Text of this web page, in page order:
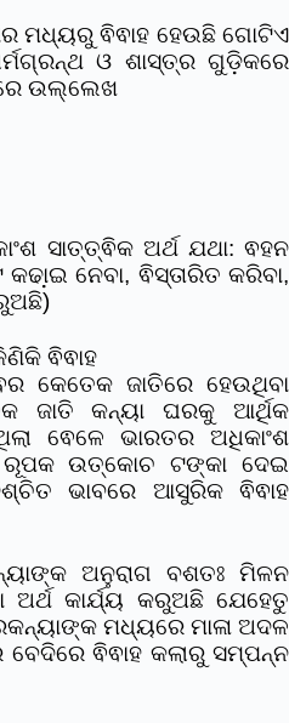
ମଧ୍ୟରୁ ଵିଵାହ ହେଉଛି ଗୋଟିଏ
ଓ ଶାସ୍ତ୍ର ଗୁଡି଼କରେ
ଉଲ୍ଲେଖ
ସାତ୍ତ୍ଵିକ ଅର୍ଥ ଯଥା: ଵହନ
କଢା଼ଇ ନେବା, ଵିସ୍ତାରିତ କରିବା,
ଵିଵାହ
କେତେକ ଜାତିରେ ହେଉଥିବା
ଜାତି କନ୍ୟା ଘରକୁ ଆର୍ଥିକ
ଵେଳେ ଭାରତର ଅଧିକାଂଶ
ଉତ୍କୋଚ ଟଙ୍କା ଦେଇ
ଭାବରେ ଆସୁରିକ ଵିଵାହ
ଅନୁରାଗ ବଶତଃ ମିଳନ
ଅର୍ଥ କାର୍ଯ୍ୟ କରୁଅଛି ଯେହେତୁ
ମଧ୍ୟରେ ମାଳା ଅଦଳ
ଵିଵାହ କଲାରୁ ସମ୍ପନ୍ନ